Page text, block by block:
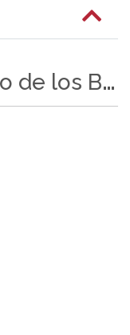
Imágenes del Palacio de los Barones de Valdeolivos